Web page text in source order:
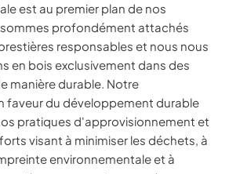
est au premier plan de nos
profondément attachés
responsables et nous nous
en bois exclusivement dans des
manière durable. Notre
faveur du développement durable
pratiques d'approvisionnement et
visant à minimiser les déchets, à
environnementale et à